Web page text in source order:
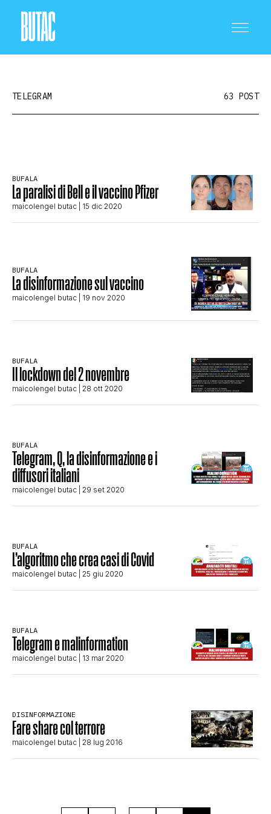
SCIENZA E TECNOLOGIA
STORIA E CITAZIONI
COMPLOTTI, LEGGENDE URBANE ED
EDITORIALI
TRUFFE E SOCIAL NETWORK
CLIMA ED ENERGIA
CHI SIAMO
TELEGRAM 63 POST
BUFALA
La paralisi di Bell e il vaccino Pfizer
maicolengel butac | 15 dic 2020
BUFALA
La disinformazione sul vaccino
maicolengel butac | 19 nov 2020
BUFALA
Il lockdown del 2 novembre
maicolengel butac | 28 ott 2020
BUFALA
Telegram, Q, la disinformazione e i
diffusori italiani
maicolengel butac | 29 set 2020
BUFALA
L’algoritmo che crea casi di Covid
maicolengel butac | 25 giu 2020
BUFALA
Telegram e malinformation
maicolengel butac | 13 mar 2020
DISINFORMAZIONE
Fare share col terrore
maicolengel butac | 28 lug 2016